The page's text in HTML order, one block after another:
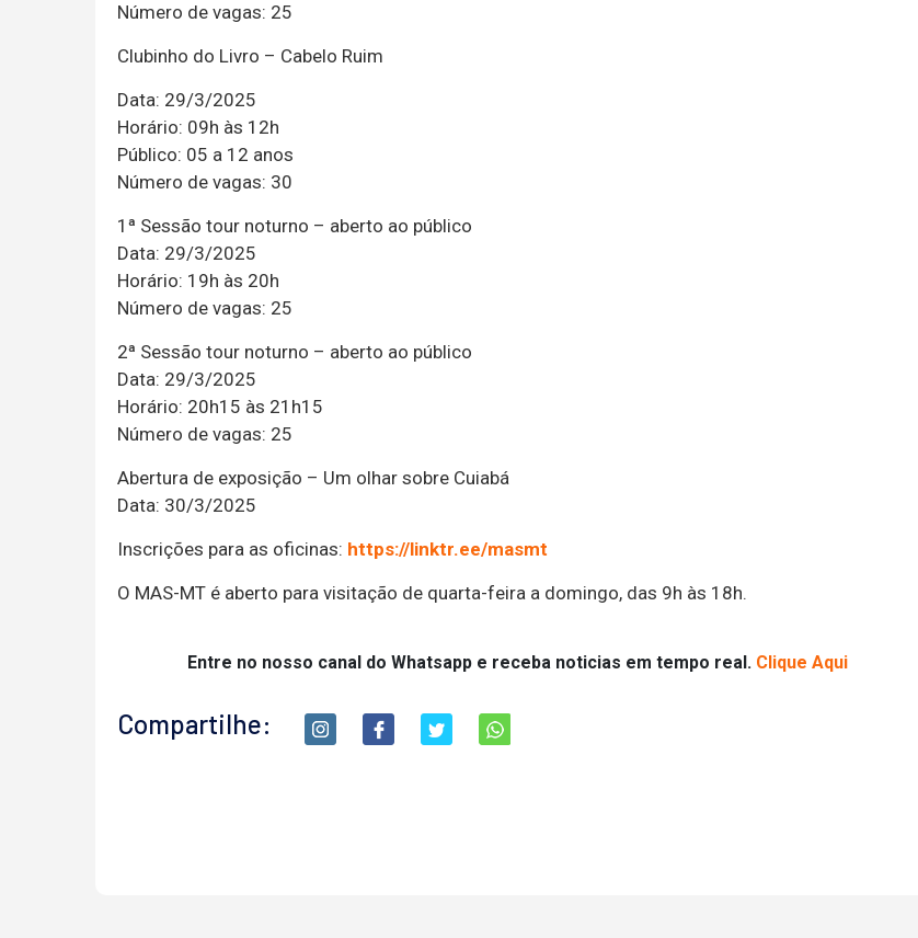
Número de vagas: 25
Clubinho do Livro – Cabelo Ruim
Data: 29/3/2025
Horário: 09h às 12h
Público: 05 a 12 anos
Número de vagas: 30
1ª Sessão tour noturno – aberto ao público
Data: 29/3/2025
Horário: 19h às 20h
Número de vagas: 25
2ª Sessão tour noturno – aberto ao público
Data: 29/3/2025
Horário: 20h15 às 21h15
Número de vagas: 25
Abertura de exposição – Um olhar sobre Cuiabá
Data: 30/3/2025
Inscrições para as oficinas: https://linktr.ee/masmt
O MAS-MT é aberto para visitação de quarta-feira a domingo, das 9h às 18h.
Entre no nosso canal do Whatsapp e receba noticias em tempo real. Clique Aqui
Compartilhe: